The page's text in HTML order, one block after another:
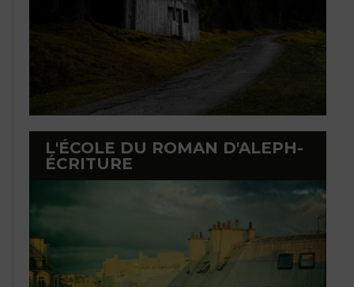
L'ÉCOLE DU ROMAN D'ALEPH-
ÉCRITURE